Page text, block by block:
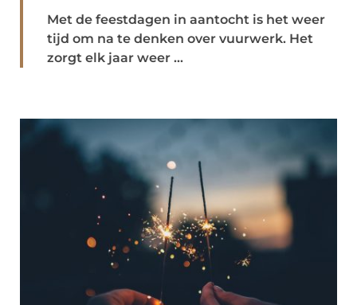
Met de feestdagen in aantocht is het weer
tijd om na te denken over vuurwerk. Het
zorgt elk jaar weer ...